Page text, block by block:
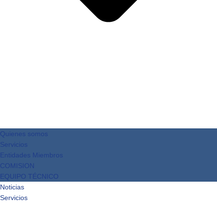
Quienes somos
Servicios
Entidades Miembros
COMISION
EQUIPO TÉCNICO
Noticias
Servicios